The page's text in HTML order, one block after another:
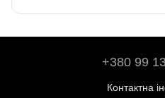
+380 99
Контактна